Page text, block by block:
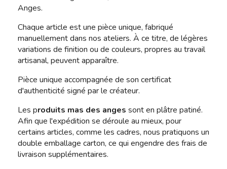
Anges.
Chaque article est une pièce unique, fabriqué
manuellement dans nos ateliers. À ce titre, de légères
variations de finition ou de couleurs, propres au travail
artisanal, peuvent apparaître.
Pièce unique accompagnée de son certificat
d'authenticité signé par le créateur.
Les produits mas des anges sont en plâtre patiné.
Afin que l'expédition se déroule au mieux, pour
certains articles, comme les cadres, nous pratiquons un
double emballage carton, ce qui engendre des frais de
livraison supplémentaires.